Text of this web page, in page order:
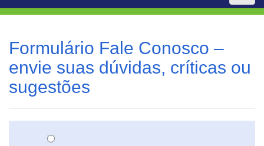
Formulário Fale Conosco –
envie suas dúvidas, críticas ou
sugestões